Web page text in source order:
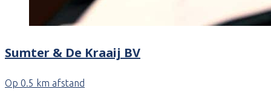
Sumter & De Kraaij BV
Op 0.5 km afstand